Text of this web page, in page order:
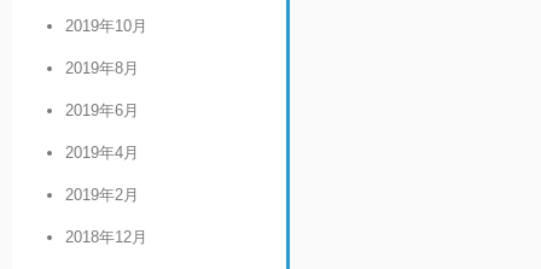
2019年10月
2019年8月
2019年6月
2019年4月
2019年2月
2018年12月